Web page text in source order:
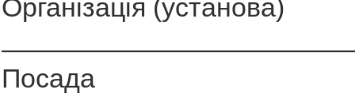
Організація (установа)
Посада